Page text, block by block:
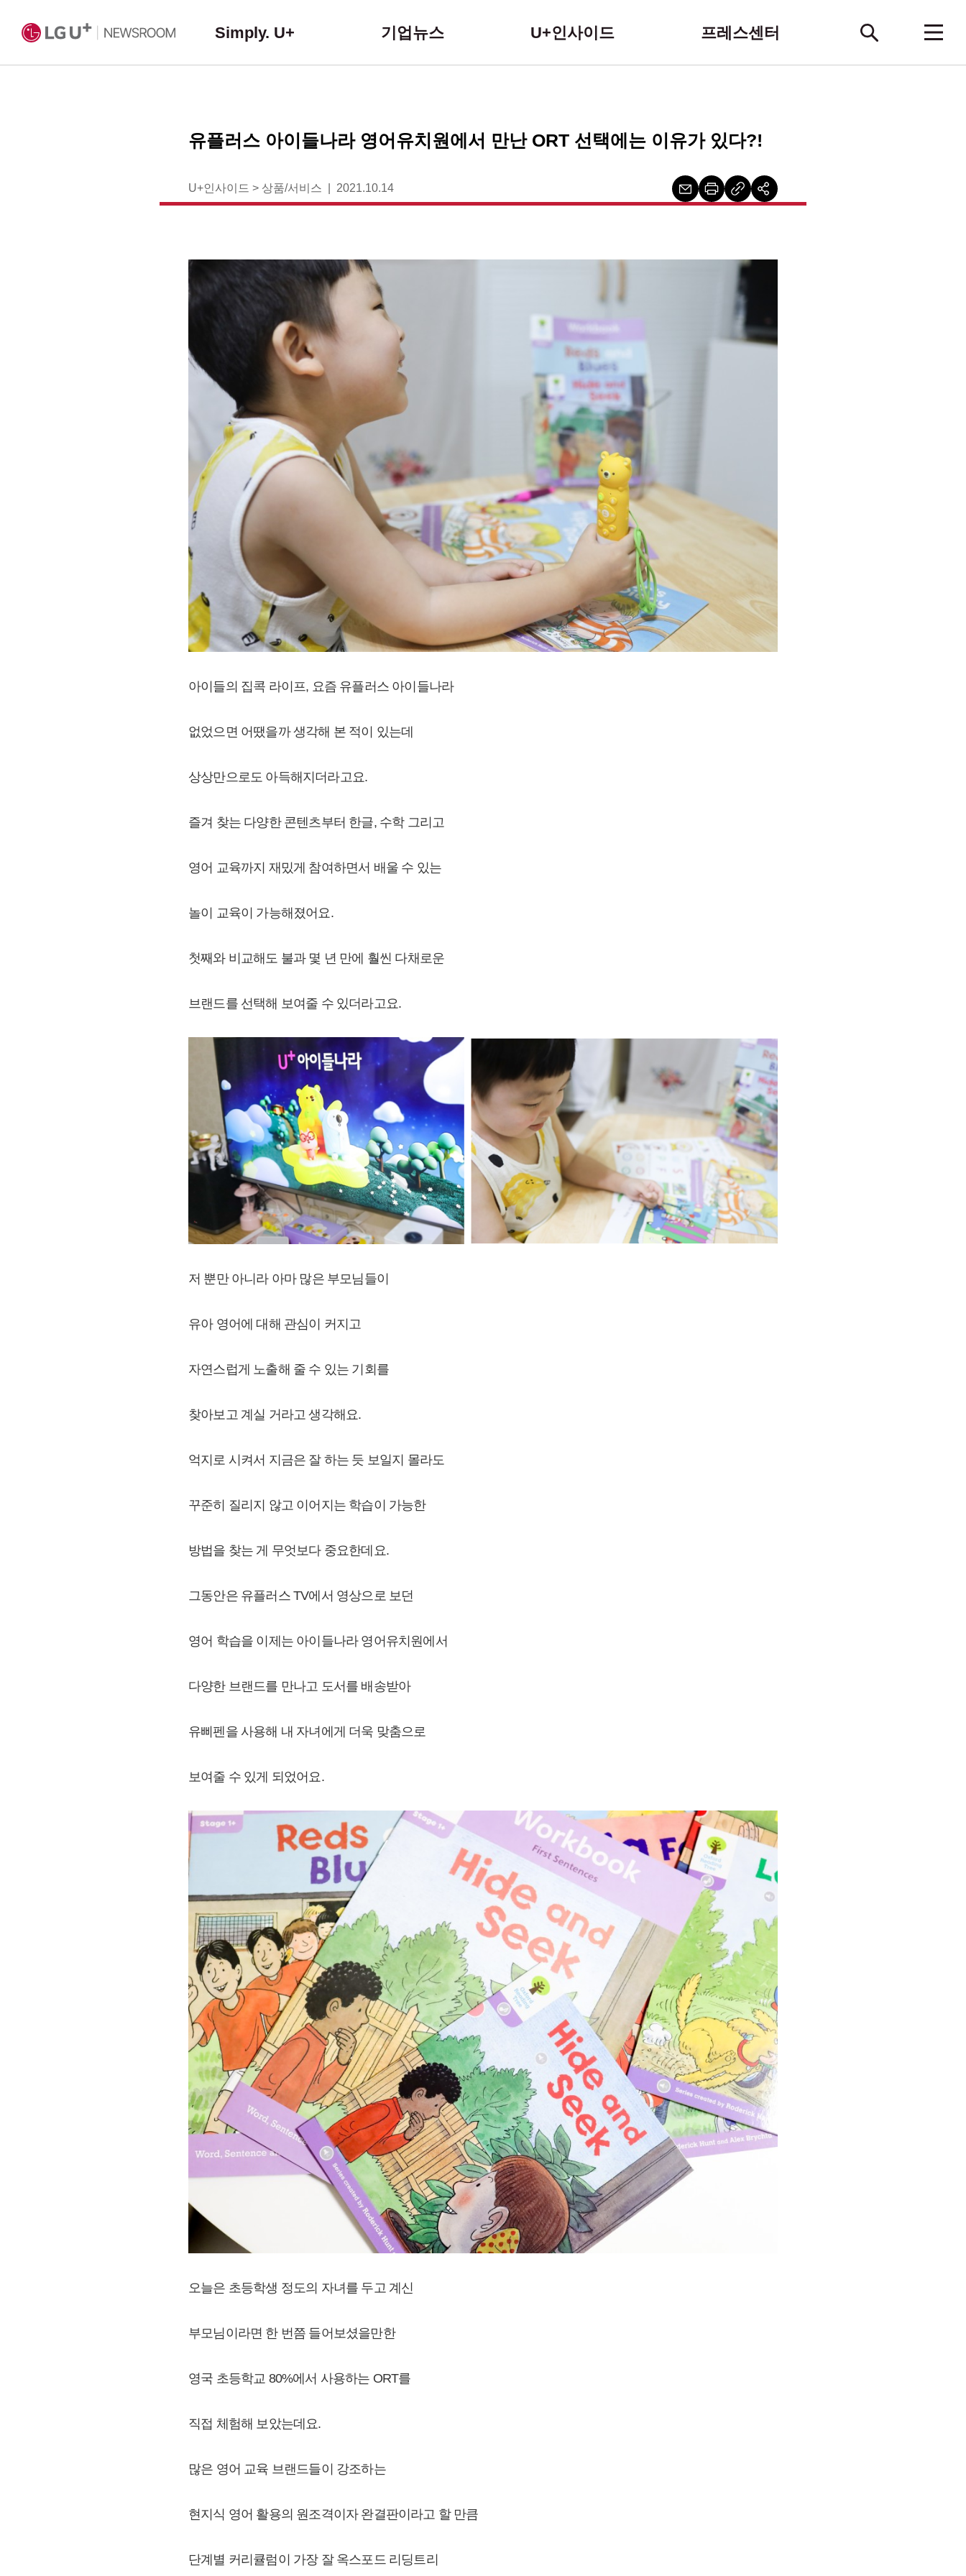
Simply. U+ 기업뉴스 U+인사이드 프레스센터
유플러스 아이들나라 영어유치원에서 만난 ORT 선택에는 이유가 있다?!
U+인사이드 > 상품/서비스 2021.10.14
아이들의 집콕 라이프, 요즘 유플러스 아이들나라
없었으면 어땠을까 생각해 본 적이 있는데
상상만으로도 아득해지더라고요.
즐겨 찾는 다양한 콘텐츠부터 한글, 수학 그리고
영어 교육까지 재밌게 참여하면서 배울 수 있는
놀이 교육이 가능해졌어요.
첫째와 비교해도 불과 몇 년 만에 훨씬 다채로운
브랜드를 선택해 보여줄 수 있더라고요.
저 뿐만 아니라 아마 많은 부모님들이
유아 영어에 대해 관심이 커지고
자연스럽게 노출해 줄 수 있는 기회를
찾아보고 계실 거라고 생각해요.
억지로 시켜서 지금은 잘 하는 듯 보일지 몰라도
꾸준히 질리지 않고 이어지는 학습이 가능한
방법을 찾는 게 무엇보다 중요한데요.
그동안은 유플러스 TV에서 영상으로 보던
영어 학습을 이제는 아이들나라 영어유치원에서
다양한 브랜드를 만나고 도서를 배송받아
유삐펜을 사용해 내 자녀에게 더욱 맞춤으로
보여줄 수 있게 되었어요.
오늘은 초등학생 정도의 자녀를 두고 계신
부모님이라면 한 번쯤 들어보셨을만한
영국 초등학교 80%에서 사용하는 ORT를
직접 체험해 보았는데요.
많은 영어 교육 브랜드들이 강조하는
현지식 영어 활용의 원조격이자 완결판이라고 할 만큼
단계별 커리큘럼이 가장 잘 옥스포드 리딩트리